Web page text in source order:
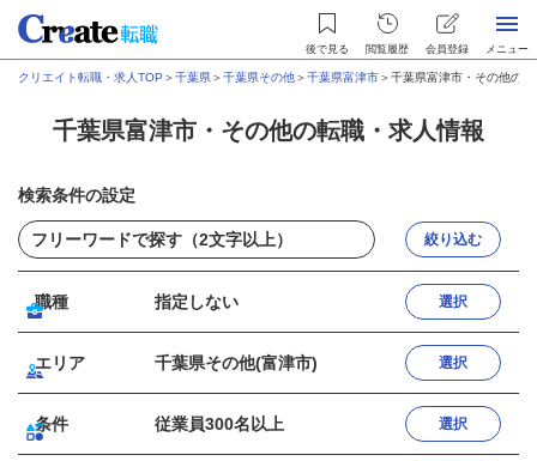
後で見る 閲覧履歴 会員登録 メニュー
クリエイト転職・求人TOP ＞千葉県＞千葉県その他＞千葉県富津市＞千葉県富津市・その他の
千葉県富津市・その他の転職・求人情報
検索条件の設定
絞り込む
職種 指定しない 選択
エリア 千葉県その他(富津市) 選択
条件 従業員300名以上 選択